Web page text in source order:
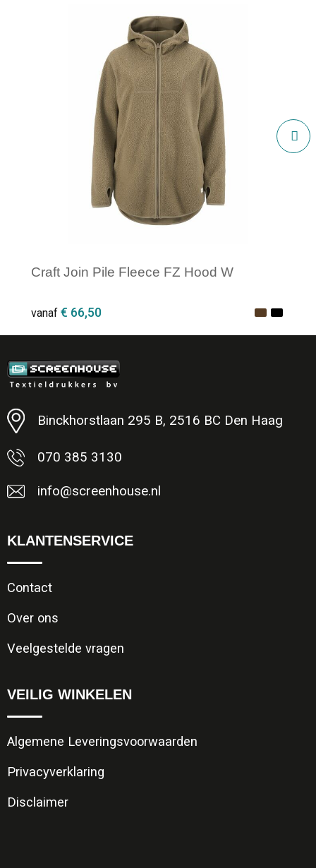
Craft Join Pile Fleece FZ Hood W
vanaf € 66,50
Minimale afname: 1
Binckhorstlaan 295 B, 2516 BC Den Haag
070 385 3130
info@screenhouse.nl
KLANTENSERVICE
Contact
Over ons
Veelgestelde vragen
VEILIG WINKELEN
Algemene Leveringsvoorwaarden
Privacyverklaring
Disclaimer